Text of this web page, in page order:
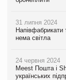
31 липня 2024
Напівфабрикати
нема світла
24 червня 2024
Meest Пошта і
українських